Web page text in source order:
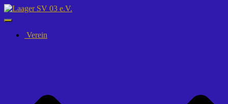
Navigation
umschalten
Verein